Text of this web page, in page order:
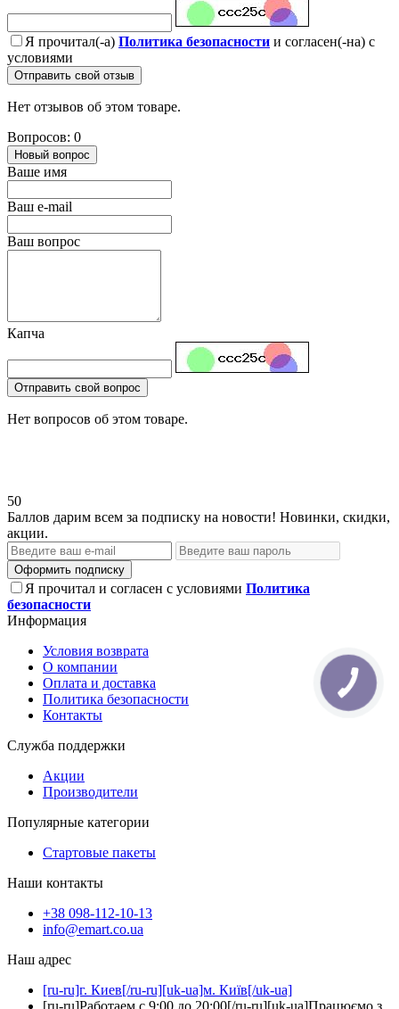
Я прочитал(-а) Политика безопасности и согласен(-на) с
условиями
Отправить свой отзыв
Нет отзывов об этом товаре.
Вопросов: 0
Новый вопрос
Ваше имя
Ваш e-mail
Ваш вопрос
Капча
Отправить свой вопрос
Нет вопросов об этом товаре.
50
Баллов дарим всем за подписку на новости! Новинки, скидки,
акции.
Оформить подписку
Я прочитал и согласен с условиями Политика
безопасности
Информация
Условия возврата
О компании
Оплата и доставка
Политика безопасности
Контакты
Служба поддержки
Акции
Производители
Популярные категории
Стартовые пакеты
Наши контакты
+38 098-112-10-13
info@emart.co.ua
Наш адрес
[ru-ru]г. Киев[/ru-ru][uk-ua]м. Київ[/uk-ua]
[ru-ru]Работаем с 9:00 до 20:00[/ru-ru][uk-ua]Працюємо з